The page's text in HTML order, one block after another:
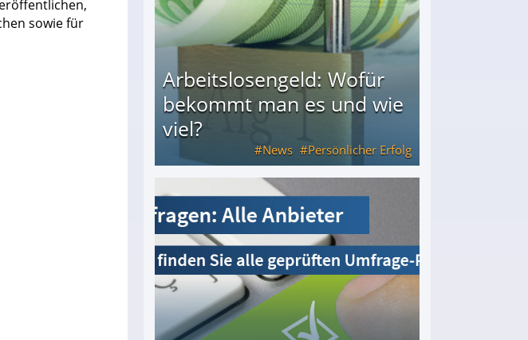
sowie für
Arbeitslosengeld: Wofür
bekommt man es und wie
viel?
News Persönlicher Erfolg
bekommt man es und wie viel?